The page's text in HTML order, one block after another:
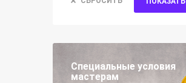
Специальные условия
мастерам